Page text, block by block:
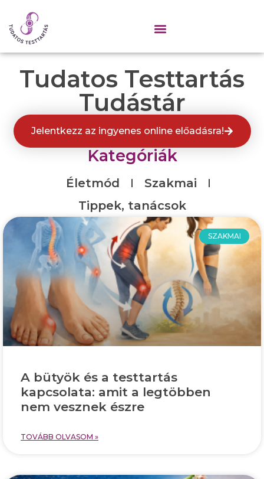
Tudatos Testtartás
Tudástár
Jelentkezz az ingyenes online előadásra!
Kategóriák
Életmód
Szakmai
Tippek, tanácsok
SZAKMAI
A bütyök és a testtartás
kapcsolata: amit a legtöbben
nem vesznek észre
TOVÁBB OLVASOM »